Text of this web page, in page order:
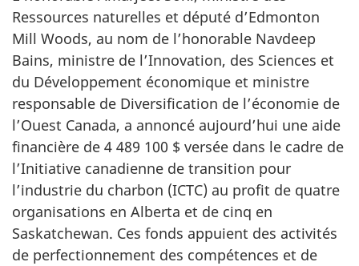
Ressources naturelles et député d’Edmonton
Mill Woods, au nom de l’honorable Navdeep
Bains, ministre de l’Innovation, des Sciences et
du Développement économique et ministre
responsable de Diversification de l’économie de
l’Ouest Canada, a annoncé aujourd’hui une aide
financière de 4 489 100 $ versée dans le cadre de
l’Initiative canadienne de transition pour
l’industrie du charbon (ICTC) au profit de quatre
organisations en Alberta et de cinq en
Saskatchewan. Ces fonds appuient des activités
de perfectionnement des compétences et de